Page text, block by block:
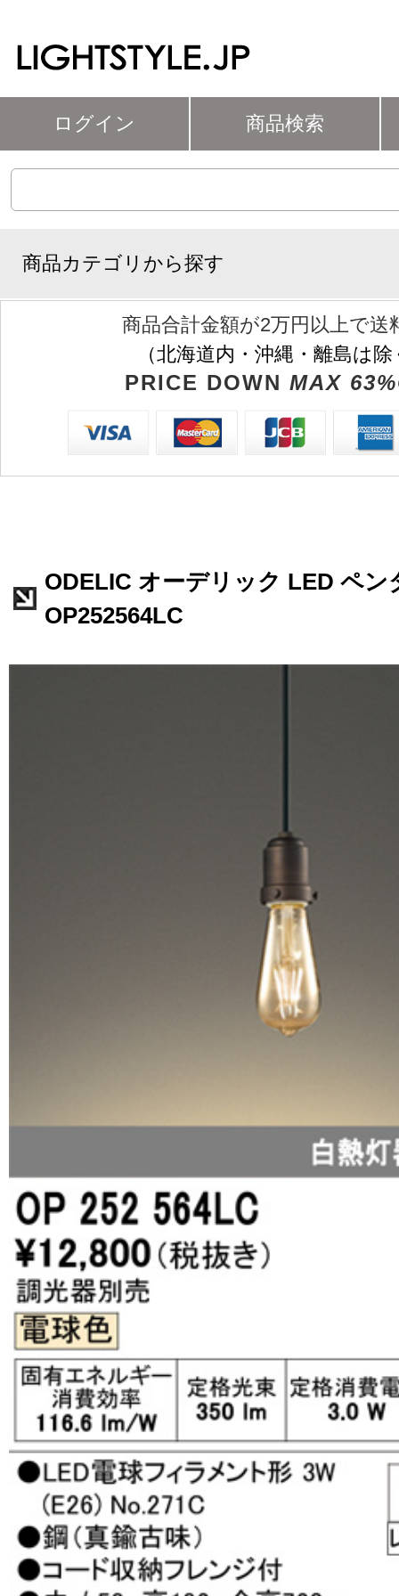
ログイン 商品検索
商品カテゴリから探す
商品合計金額が2万円以上で送
（北海道内・沖縄・離島は
PRICE DOWN MAX
ODELIC オーデリック LED ペン
OP252564LC